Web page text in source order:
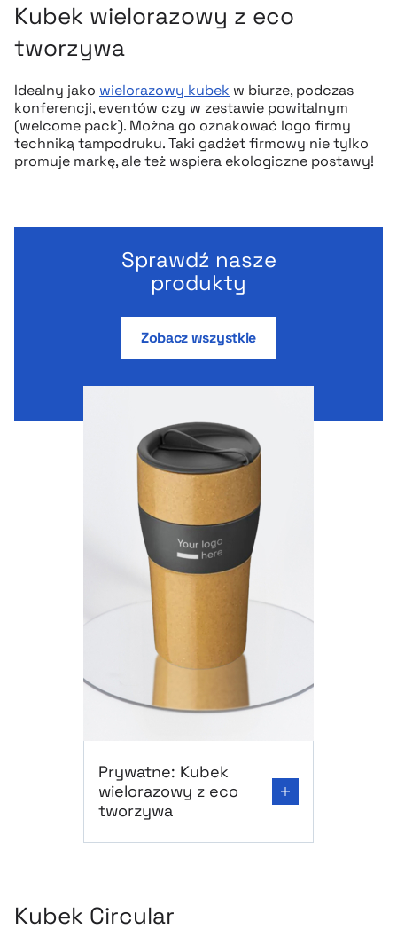
Kubek wielorazowy z eco
tworzywa
Idealny jako wielorazowy kubek w biurze, podczas
konferencji, eventów czy w zestawie powitalnym
(welcome pack). Można go oznakować logo firmy
techniką tampodruku. Taki gadżet firmowy nie tylko
promuje markę, ale też wspiera ekologiczne postawy!
Sprawdź nasze
produkty
Zobacz wszystkie
Prywatne: Kubek
wielorazowy z eco
tworzywa
Kubek Circular